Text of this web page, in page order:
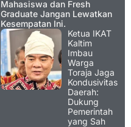
Mahasiswa dan Fresh
Graduate Jangan Lewatkan
Kesempatan Ini.
Ketua IKAT
Kaltim
Imbau
Warga
Toraja Jaga
Kondusivitas
Daerah:
Dukung
Pemerintah
yang Sah